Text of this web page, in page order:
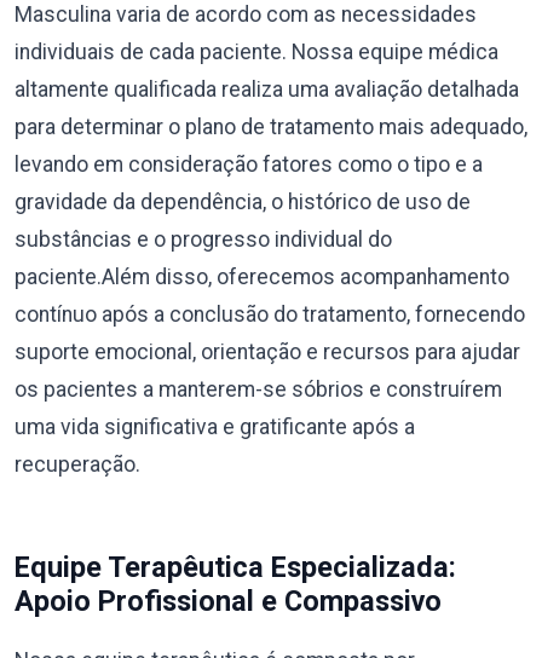
Masculina varia de acordo com as necessidades
individuais de cada paciente. Nossa equipe médica
altamente qualificada realiza uma avaliação detalhada
para determinar o plano de tratamento mais adequado,
levando em consideração fatores como o tipo e a
gravidade da dependência, o histórico de uso de
substâncias e o progresso individual do
paciente.Além disso, oferecemos acompanhamento
contínuo após a conclusão do tratamento, fornecendo
suporte emocional, orientação e recursos para ajudar
os pacientes a manterem-se sóbrios e construírem
uma vida significativa e gratificante após a
recuperação.
Equipe Terapêutica Especializada:
Apoio Profissional e Compassivo